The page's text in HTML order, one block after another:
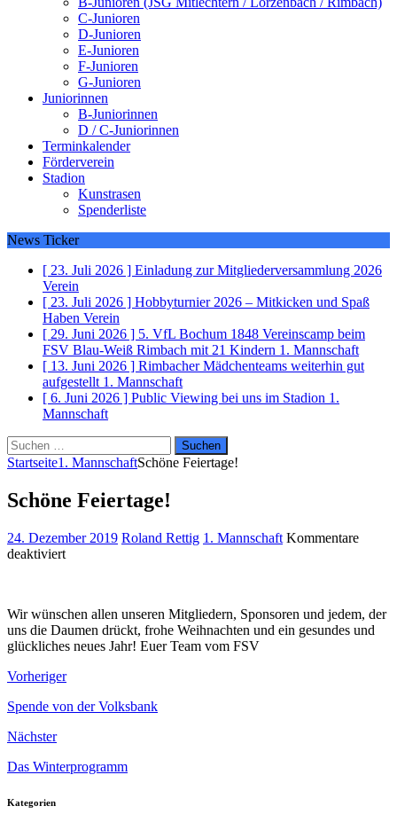
C-Junioren
D-Junioren
E-Junioren
F-Junioren
G-Junioren
Juniorinnen
B-Juniorinnen
D / C-Juniorinnen
Terminkalender
Förderverein
Stadion
Kunstrasen
Spenderliste
News Ticker
[ 23. Juli 2026 ] Einladung zur Mitgliederversammlung 2026
Verein
[ 23. Juli 2026 ] Hobbyturnier 2026 – Mitkicken und Spaß
Haben Verein
[ 29. Juni 2026 ] 5. VfL Bochum 1848 Vereinscamp beim
FSV Blau-Weiß Rimbach mit 21 Kindern 1. Mannschaft
[ 13. Juni 2026 ] Rimbacher Mädchenteams weiterhin gut
aufgestellt 1. Mannschaft
[ 6. Juni 2026 ] Public Viewing bei uns im Stadion 1.
Mannschaft
Suchen
nach:
Startseite1. MannschaftSchöne Feiertage!
Schöne Feiertage!
24. Dezember 2019 Roland Rettig 1. Mannschaft Kommentare
deaktiviertfür
Wir wünschen allen unseren Mitgliedern, Sponsoren und jedem, der
uns die Daumen drückt, frohe Weihnachten und ein gesundes und
glückliches neues Jahr! Euer Team vom FSV
Vorheriger
Spende von der Volksbank
Nächster
Das Winterprogramm
Kategorien